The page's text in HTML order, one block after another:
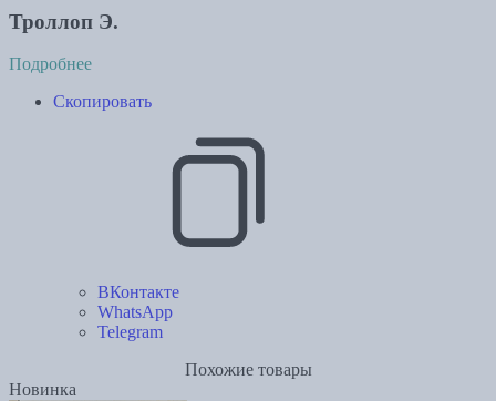
Троллоп Э.
Подробнее
Скопировать
ВКонтакте
WhatsApp
Telegram
Похожие товары
Новинка